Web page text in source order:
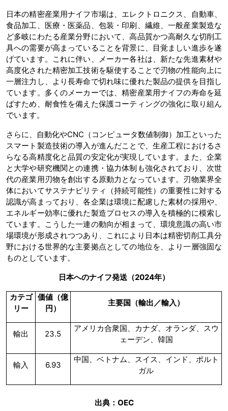
日本の精密産業用ナイフ市場は、エレクトロニクス、自動車、
食品加工、医療・医薬品、包装・印刷、繊維、一般産業製造な
ど多岐にわたる産業分野において、高品質かつ高耐久な切削工
具への需要が高まっていることを背景に、目覚ましい進歩を遂
げています。これに伴い、メーカー各社は、新たな先進素材や
高度化された精密加工技術を駆使することで刃物の性能向上に
一層注力し、より長寿命で切れ味に優れた製品の提供を目指し
ています。多くのメーカーでは、精密産業用ナイフの寿命を延
ばすため、耐食性を備えた保護コーティングの強化に取り組ん
でいます。
さらに、自動化やCNC（コンピュータ数値制御）加工といった
スマート製造技術の導入が進んだことで、生産工程におけるさ
らなる高精度化と品質の安定化が実現しています。また、企業
と大学や研究機関との連携・協力体制も強化されており、次世
代の産業用刃物を創出する原動力となっています。刃物業界全
体においてサステナビリティ（持続可能性）の重要性に対する
認識が高まっており、各企業は環境に配慮した素材の採用や、
エネルギー効率に優れた製造プロセスの導入を積極的に模索し
ています。こうした一連の動向が相まって、環境意識の高い市
場環境が形成されつつあり、これにより日本は精密切削工具分
野における世界的な主要拠点としての地位を、より一層強固な
ものとしています。
日本へのナイフ発送（2024年）
カテゴ
リー
価値（億
円）
主要国（輸出／輸入）
輸出 23.5
アメリカ合衆国、カナダ、オランダ、スウ
ェーデン、韓国
輸入 6.93
中国、ベトナム、スイス、インド、ポルト
ガル
出典：OEC